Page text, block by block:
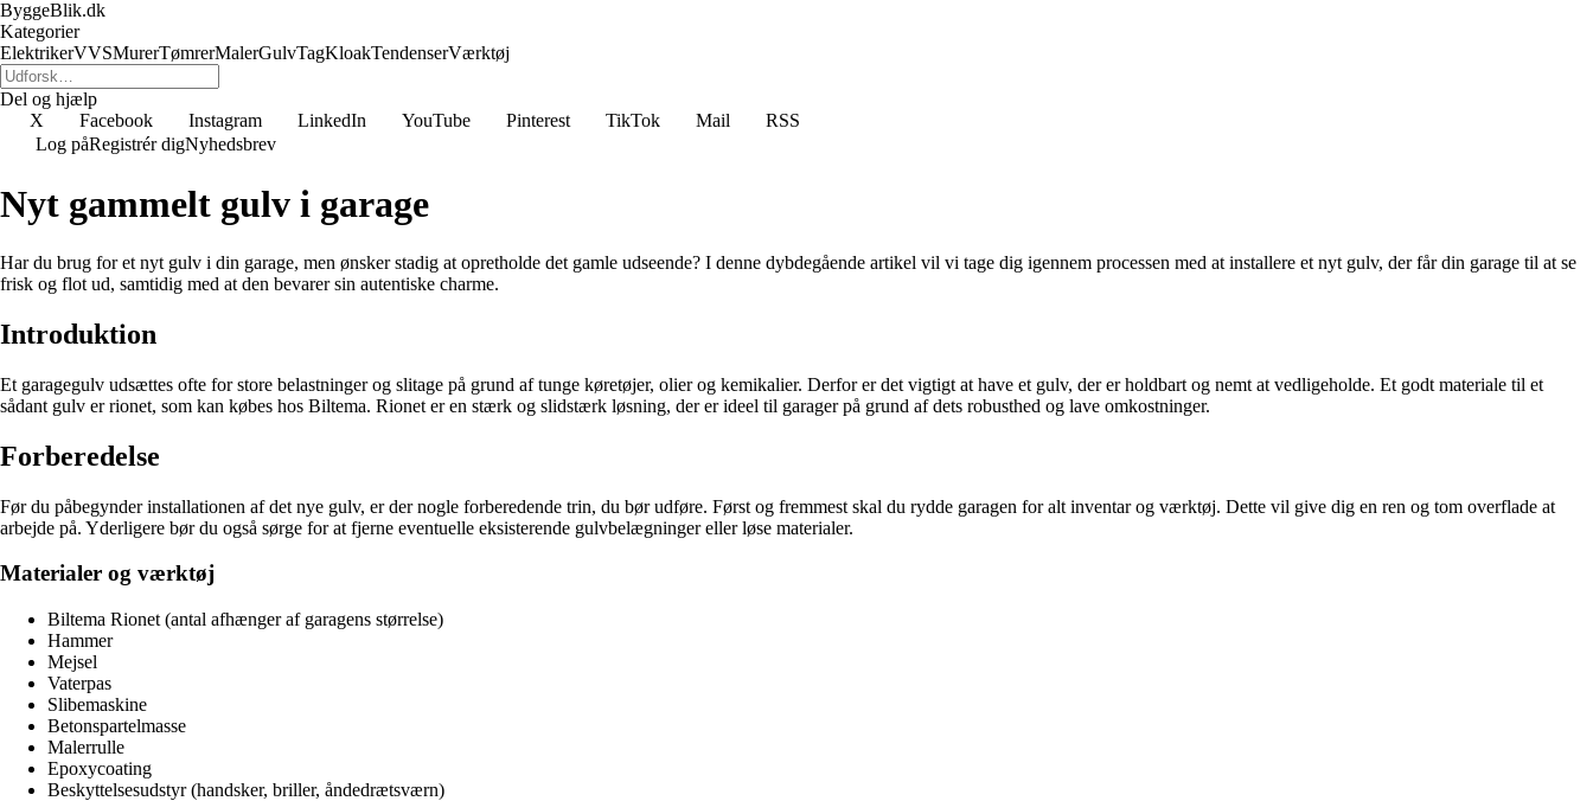
ByggeBlik.dk
Kategorier
ElektrikerVVSMurerTømrerMalerGulvTagKloakTendenserVærktøj
Del og hjælp
X
Facebook Instagram LinkedIn YouTube Pinterest TikTok Mail
RSS
Log påRegistrér digNyhedsbrev
Nyt gammelt gulv i garage
Har du brug for et nyt gulv i din garage, men ønsker stadig at opretholde det gamle udseende? I denne dybdegående artikel vil vi tage dig igennem processen med at installere et nyt gulv, der får din garage til at se
frisk og flot ud, samtidig med at den bevarer sin autentiske charme.
Introduktion
Et garagegulv udsættes ofte for store belastninger og slitage på grund af tunge køretøjer, olier og kemikalier. Derfor er det vigtigt at have et gulv, der er holdbart og nemt at vedligeholde. Et godt materiale til et
sådant gulv er rionet, som kan købes hos Biltema. Rionet er en stærk og slidstærk løsning, der er ideel til garager på grund af dets robusthed og lave omkostninger.
Forberedelse
Før du påbegynder installationen af det nye gulv, er der nogle forberedende trin, du bør udføre. Først og fremmest skal du rydde garagen for alt inventar og værktøj. Dette vil give dig en ren og tom overflade at
arbejde på. Yderligere bør du også sørge for at fjerne eventuelle eksisterende gulvbelægninger eller løse materialer.
Materialer og værktøj
Biltema Rionet (antal afhænger af garagens størrelse)
Hammer
Mejsel
Vaterpas
Slibemaskine
Betonspartelmasse
Malerrulle
Epoxycoating
Beskyttelsesudstyr (handsker, briller, åndedrætsværn)